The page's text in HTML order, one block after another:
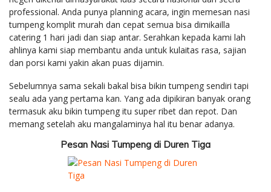
professional. Anda punya planning acara, ingin memesan nasi
tumpeng komplit murah dan cepat semua bisa dimikailla
catering 1 hari jadi dan siap antar. Serahkan kepada kami lah
ahlinya kami siap membantu anda untuk kulaitas rasa, sajian
dan porsi kami yakin akan puas dijamin.
Sebelumnya sama sekali bakal bisa bikin tumpeng sendiri tapi
sealu ada yang pertama kan. Yang ada dipikiran banyak orang
termasuk aku bikin tumpeng itu super ribet dan repot. Dan
memang setelah aku mangalaminya hal itu benar adanya.
Pesan Nasi Tumpeng di Duren Tiga